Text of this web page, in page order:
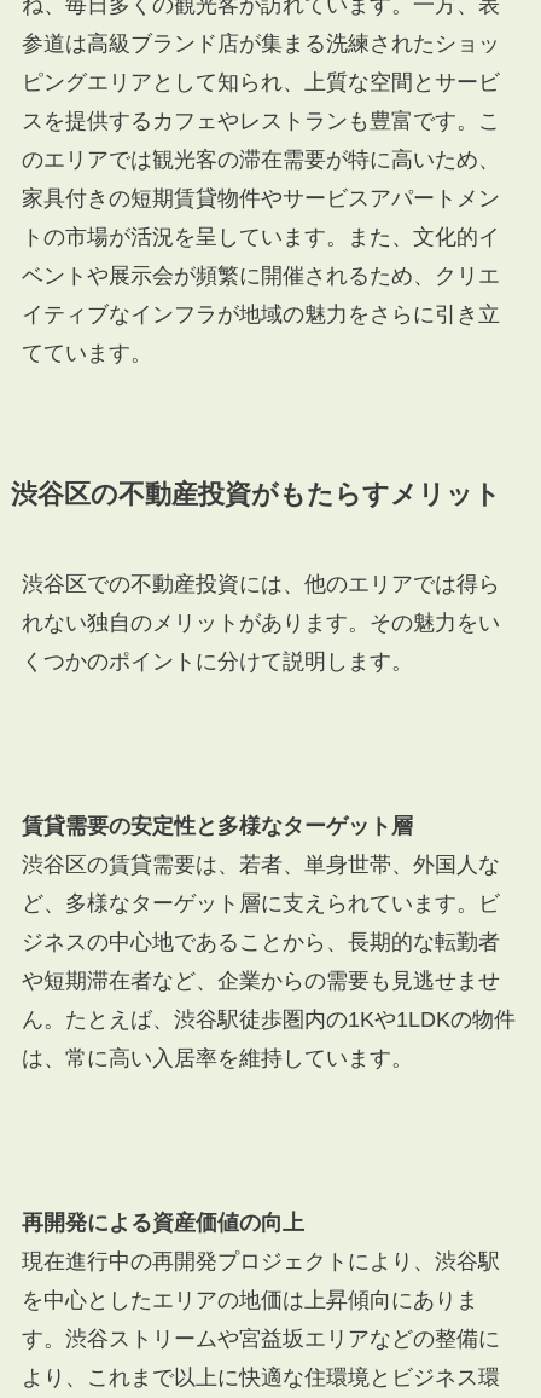
ね、毎日多くの観光客が訪れています。一方、表
参道は高級ブランド店が集まる洗練されたショッ
ピングエリアとして知られ、上質な空間とサービ
スを提供するカフェやレストランも豊富です。こ
のエリアでは観光客の滞在需要が特に高いため、
家具付きの短期賃貸物件やサービスアパートメン
トの市場が活況を呈しています。また、文化的イ
ベントや展示会が頻繁に開催されるため、クリエ
イティブなインフラが地域の魅力をさらに引き立
てています。
渋谷区の不動産投資がもたらすメリット
渋谷区での不動産投資には、他のエリアでは得ら
れない独自のメリットがあります。その魅力をい
くつかのポイントに分けて説明します。
賃貸需要の安定性と多様なターゲット層
渋谷区の賃貸需要は、若者、単身世帯、外国人な
ど、多様なターゲット層に支えられています。ビ
ジネスの中心地であることから、長期的な転勤者
や短期滞在者など、企業からの需要も見逃せませ
ん。たとえば、渋谷駅徒歩圏内の1Kや1LDKの物件
は、常に高い入居率を維持しています。
再開発による資産価値の向上
現在進行中の再開発プロジェクトにより、渋谷駅
を中心としたエリアの地価は上昇傾向にありま
す。渋谷ストリームや宮益坂エリアなどの整備に
より、これまで以上に快適な住環境とビジネス環